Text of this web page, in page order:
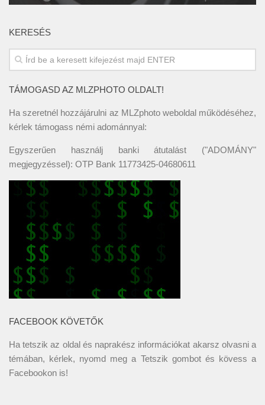
KERESÉS
TÁMOGASD AZ MLZPHOTO OLDALT!
Ha szeretnél hozzájárulni az MLZphoto weboldal működéséhez,
kérlek támogass némi adománnyal:
Egyszerűen használj banki átutalást ("ADOMÁNY"
megjegyzéssel): OTP Bank 11773425-04680611
FACEBOOK KÖVETŐK
Ha tetszik az oldal és naprakész információkat akarsz olvasni a
témában, kérlek, nyomd meg a Tetszik gombot és kövess a
Facebookon is!